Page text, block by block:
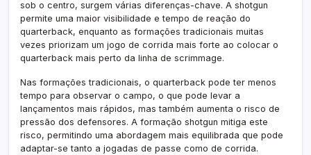
sob o centro, surgem várias diferenças-chave. A shotgun
permite uma maior visibilidade e tempo de reação do
quarterback, enquanto as formações tradicionais muitas
vezes priorizam um jogo de corrida mais forte ao colocar o
quarterback mais perto da linha de scrimmage.
Nas formações tradicionais, o quarterback pode ter menos
tempo para observar o campo, o que pode levar a
lançamentos mais rápidos, mas também aumenta o risco de
pressão dos defensores. A formação shotgun mitiga este
risco, permitindo uma abordagem mais equilibrada que pode
adaptar-se tanto a jogadas de passe como de corrida.